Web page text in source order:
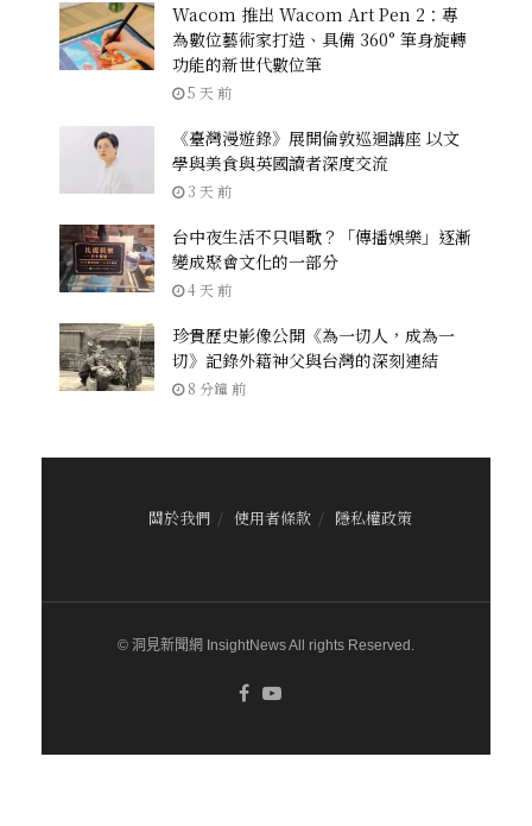
Wacom 推出 Wacom Art Pen 2：專
為數位藝術家打造、具備 360° 筆身旋轉
功能的新世代數位筆
5 天 前
《臺灣漫遊錄》展開倫敦巡迴講座 以文
學與美食與英國讀者深度交流
3 天 前
台中夜生活不只唱歌？「傳播娛樂」逐漸
變成聚會文化的一部分
4 天 前
珍貴歷史影像公開《為一切人，成為一
切》記錄外籍神父與台灣的深刻連結
8 分鐘 前
關於我們 使用者條款 隱私權政策
© 洞見新聞網 InsightNews All rights Reserved.